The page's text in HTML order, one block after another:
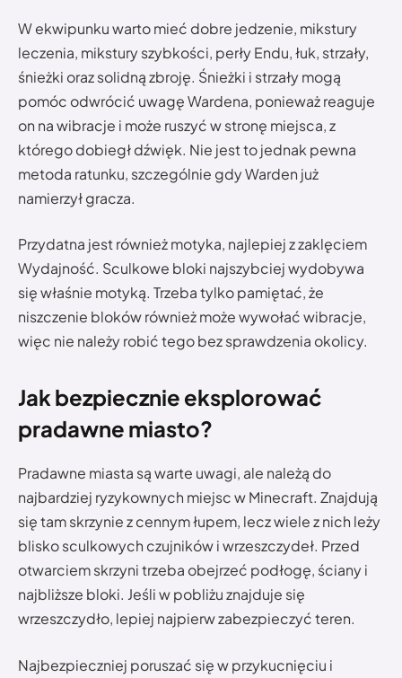
W ekwipunku warto mieć dobre jedzenie, mikstury
leczenia, mikstury szybkości, perły Endu, łuk, strzały,
śnieżki oraz solidną zbroję. Śnieżki i strzały mogą
pomóc odwrócić uwagę Wardena, ponieważ reaguje
on na wibracje i może ruszyć w stronę miejsca, z
którego dobiegł dźwięk. Nie jest to jednak pewna
metoda ratunku, szczególnie gdy Warden już
namierzył gracza.
Przydatna jest również motyka, najlepiej z zaklęciem
Wydajność. Sculkowe bloki najszybciej wydobywa
się właśnie motyką. Trzeba tylko pamiętać, że
niszczenie bloków również może wywołać wibracje,
więc nie należy robić tego bez sprawdzenia okolicy.
Jak bezpiecznie eksplorować
pradawne miasto?
Pradawne miasta są warte uwagi, ale należą do
najbardziej ryzykownych miejsc w Minecraft. Znajdują
się tam skrzynie z cennym łupem, lecz wiele z nich leży
blisko sculkowych czujników i wrzeszczydeł. Przed
otwarciem skrzyni trzeba obejrzeć podłogę, ściany i
najbliższe bloki. Jeśli w pobliżu znajduje się
wrzeszczydło, lepiej najpierw zabezpieczyć teren.
Najbezpieczniej poruszać się w przykucnięciu i